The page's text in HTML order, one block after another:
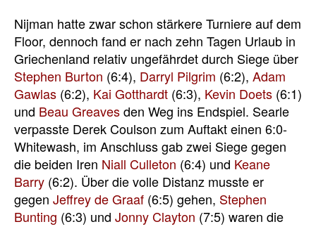
Nijman hatte zwar schon stärkere Turniere auf dem
Floor, dennoch fand er nach zehn Tagen Urlaub in
Griechenland relativ ungefährdet durch Siege über
Stephen Burton (6:4), Darryl Pilgrim (6:2), Adam
Gawlas (6:2), Kai Gotthardt (6:3), Kevin Doets (6:1)
und Beau Greavesden Weg ins Endspiel. Searle
verpasste Derek Coulson zum Auftakt einen 6:0-
Whitewash, im Anschluss gab zwei Siege gegen
die beiden Iren Niall Culleton (6:4) und Keane
Barry (6:2). Über die volle Distanz musste er
gegen Jeffrey de Graaf (6:5) gehen, Stephen
Bunting (6:3) und Jonny Clayton (7:5) waren die